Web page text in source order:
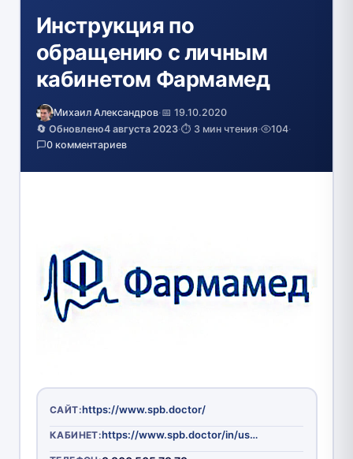
Инструкция по
обращению с личным
кабинетом Фармамед
Михаил Александров·📅 19.10.2020
🔄 Обновлено4 августа 2023·⏱️ 3 мин чтения· 104·
0 комментариев
САЙТ:https://www.spb.doctor/
КАБИНЕТ: https://www.spb.doctor/in/username